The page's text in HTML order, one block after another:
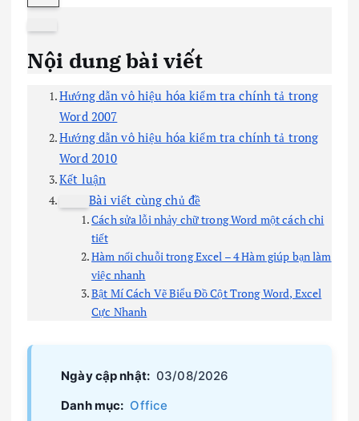
Nội dung bài viết
Hướng dẫn vô hiệu hóa kiểm tra chính tả trong
Word 2007
Hướng dẫn vô hiệu hóa kiểm tra chính tả trong
Word 2010
Kết luận
Bài viết cùng chủ đề
Cách sửa lỗi nhảy chữ trong Word một cách chi
tiết
Hàm nối chuỗi trong Excel – 4 Hàm giúp bạn làm
việc nhanh
Bật Mí Cách Vẽ Biểu Đồ Cột Trong Word, Excel
Cực Nhanh
Ngày cập nhật: 03/08/2026
Danh mục: Office